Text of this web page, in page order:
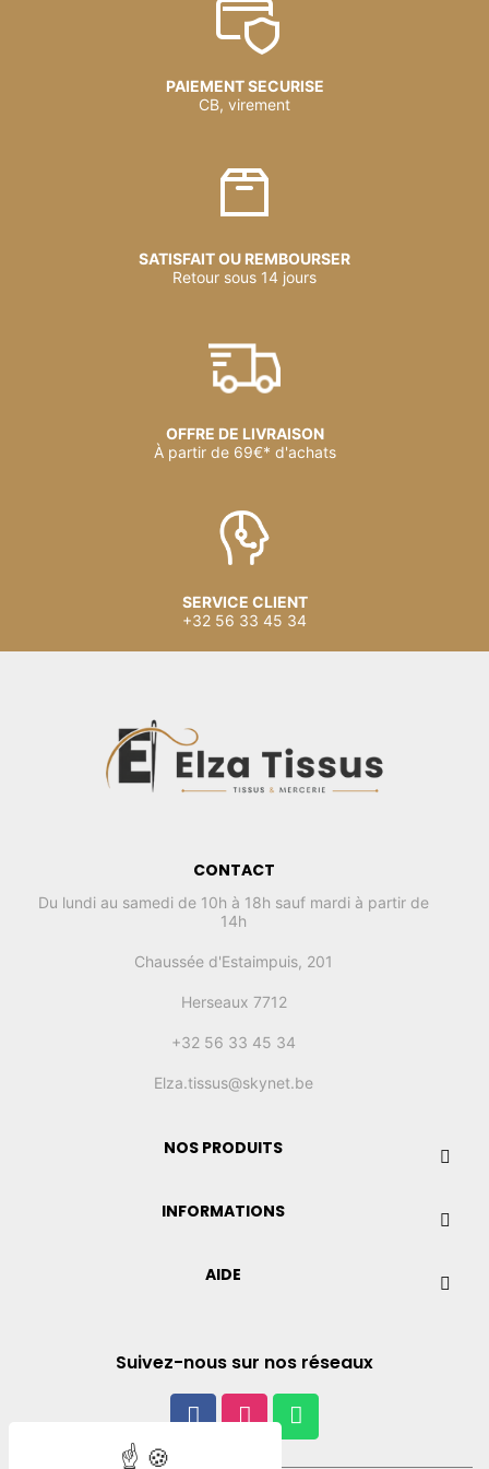
PAIEMENT SECURISE
CB, virement
SATISFAIT OU REMBOURSER
Retour sous 14 jours
OFFRE DE LIVRAISON
À partir de 69€* d'achats
SERVICE CLIENT
+32 56 33 45 34
CONTACT
Du lundi au samedi de 10h à 18h sauf mardi à partir de
14h
Chaussée d'Estaimpuis, 201
Herseaux 7712
+32 56 33 45 34
Elza.tissus@skynet.be
NOS PRODUITS
INFORMATIONS
AIDE
Suivez-nous sur nos réseaux